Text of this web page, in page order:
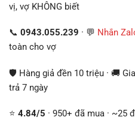
vị, vợ KHÔNG biết
📞 0943.055.239 · 💬 Nhắn
toàn cho vợ
🛡️ Hàng giả đền 10 triệu · 🚚
trả 7 ngày
⭐ 4.84/5 · 950+ đã mua · ~25